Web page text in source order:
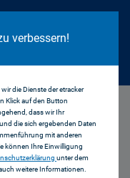
verbessern!
die Dienste der etracker
Klick auf den Button
dass wir Ihr
die sich ergebenden Daten
mit anderen
können Ihre Einwilligung
unter dem
weitere Informationen.